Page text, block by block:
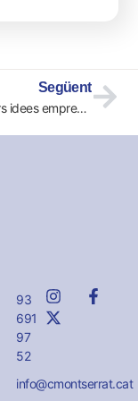
Següent
Premi Millors idees empresarials innovadores
93
691
97
52
info@cmontserrat.cat